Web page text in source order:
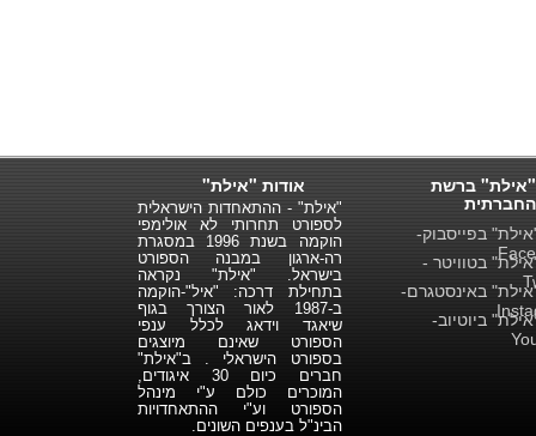
אודות "אילת"
"אילת" - ההתאחדות הישראלית
לספורט תחרותי לא אולימפי
הוקמה בשנת 1996 במסגרת
רה-ארגון במבנה הספורט
בישראל. "אילת" נקראה
בתחילת דרכה: "איל"-הוקמה
ב-1987 לאור הצורך בגוף
שיאגד וידאג לכלל ענפי
הספורט שאינם מיוצגים
בספורט הישראלי . ב"אילת"
חברים כיום 30 איגודים,
המוכרים כולם ע"י מינהל
הספורט וע"י ההתאחדויות
הבינ"ל בענפים השונים.
"אילת" ברשת
החברתית
בפייסבוק-
בטוויטר -
באינסטגרם-
ביוטיוב-